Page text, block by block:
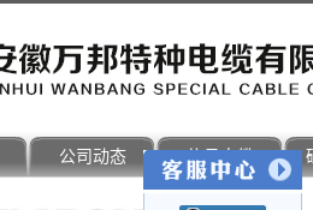
公司动态 信号电缆